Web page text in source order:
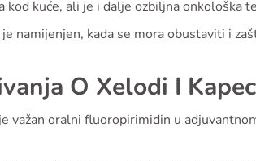
kuće, ali je i dalje ozbiljna onkološka
namijenjen, kada se mora obustaviti i
O Xelodi I
važan oralni fluoropirimidin u